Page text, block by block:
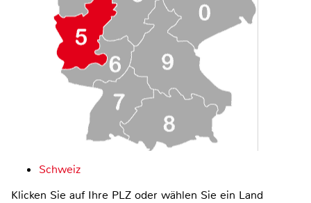
Schweiz
Klicken Sie auf Ihre PLZ oder wählen Sie ein Land